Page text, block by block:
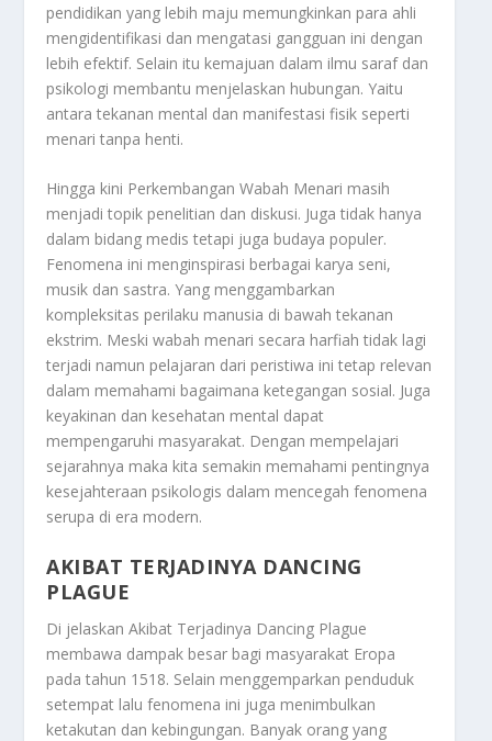
pendidikan yang lebih maju memungkinkan para ahli
mengidentifikasi dan mengatasi gangguan ini dengan
lebih efektif. Selain itu kemajuan dalam ilmu saraf dan
psikologi membantu menjelaskan hubungan. Yaitu
antara tekanan mental dan manifestasi fisik seperti
menari tanpa henti.
Hingga kini Perkembangan Wabah Menari masih
menjadi topik penelitian dan diskusi. Juga tidak hanya
dalam bidang medis tetapi juga budaya populer.
Fenomena ini menginspirasi berbagai karya seni,
musik dan sastra. Yang menggambarkan
kompleksitas perilaku manusia di bawah tekanan
ekstrim. Meski wabah menari secara harfiah tidak lagi
terjadi namun pelajaran dari peristiwa ini tetap relevan
dalam memahami bagaimana ketegangan sosial. Juga
keyakinan dan kesehatan mental dapat
mempengaruhi masyarakat. Dengan mempelajari
sejarahnya maka kita semakin memahami pentingnya
kesejahteraan psikologis dalam mencegah fenomena
serupa di era modern.
AKIBAT TERJADINYA DANCING
PLAGUE
Di jelaskanAkibat Terjadinya Dancing Plague
membawa dampak besar bagi masyarakat Eropa
pada tahun 1518. Selain menggemparkan penduduk
setempat lalu fenomena ini juga menimbulkan
ketakutan dan kebingungan. Banyak orang yang